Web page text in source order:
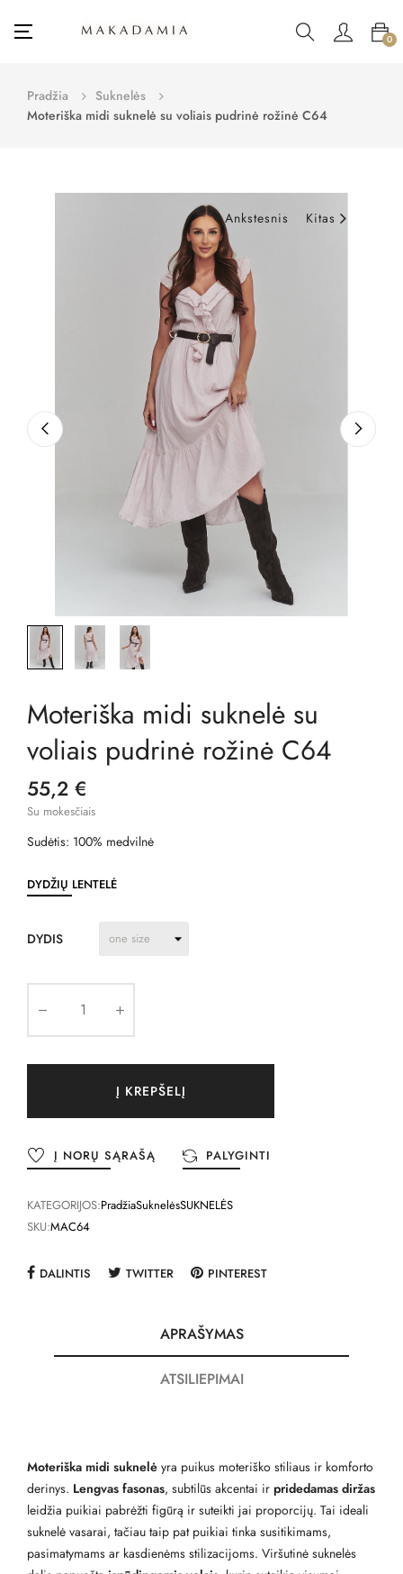
Toggle
☰ 0
Pradžia
Suknelės
Moteriška midi suknelė su voliais pudrinė rožinė C64
Ankstesnis Kitas
Moteriška midi suknelė su
voliais pudrinė rožinė C64
55,2 €
Su mokesčiais
Sudėtis: 100% medvilnė
DYDŽIŲ LENTELĖ
DYDIS
Į KREPŠELĮ
Į NORŲ SĄRAŠĄ PALYGINTI
KATEGORIJOS:PradžiaSuknelėsSUKNELĖS
SKU:MAC64
DALINTIS TWITTER PINTEREST
APRAŠYMAS
ATSILIEPIMAI
Moteriška midi suknelė yra puikus moteriško stiliaus ir komforto
derinys. Lengvas fasonas, subtilūs akcentai ir pridedamas diržas
leidžia puikiai pabrėžti figūrą ir suteikti jai proporcijų. Tai ideali
suknelė vasarai, tačiau taip pat puikiai tinka susitikimams,
pasimatymams ar kasdienėms stilizacijoms. Viršutinė suknelės